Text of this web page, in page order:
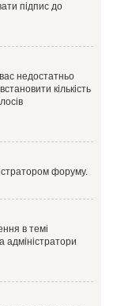
підпис до
недостатньо
кількість
форуму.
в темі
адміністратори